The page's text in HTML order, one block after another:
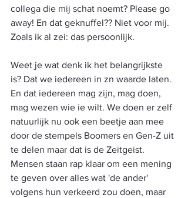
collega die mij schat noemt? Please go
away! En dat geknuffel?? Niet voor mij.
Zoals ik al zei: das persoonlijk.
Weet je wat denk ik het belangrijkste
is? Dat we iedereen in zn waarde laten.
En dat iedereen mag zijn, mag doen,
mag wezen wie ie wilt. We doen er zelf
natuurlijk nu ook een beetje aan mee
door de stempels Boomers en Gen-Z uit
te delen maar dat is de Zeitgeist.
Mensen staan rap klaar om een mening
te geven over alles wat 'de ander'
volgens hun verkeerd zou doen, maar